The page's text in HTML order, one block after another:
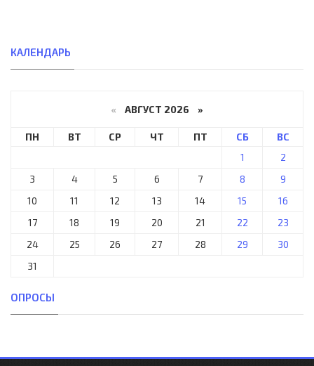
КАЛЕНДАРЬ
« АВГУСТ 2026 »
ПН ВТ СР ЧТ ПТ СБ
ВС
1
2
3
4 5 6 7 8
9
10
11 12 13 14 15
16
17
18 19 20 21 22
23
24
25 26 27 28 29
30
31
ОПРОСЫ